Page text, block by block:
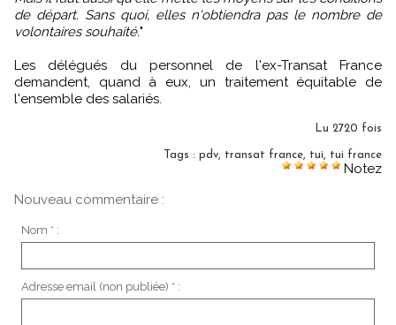
de départ. Sans quoi, elles n'obtiendra pas le nombre de
volontaires souhaité."
Les délégués du personnel de l'ex-Transat France
demandent, quand à eux, un traitement équitable de
l'ensemble des salariés.
Lu 2720 fois
Tags : pdv, transat france, tui, tui france
Notez
Nouveau commentaire :
Nom * :
Adresse email (non publiée) * :